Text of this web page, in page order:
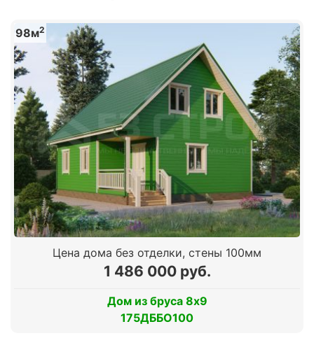
98м2
Цена дома без отделки, стены 100мм
1 486 000 руб.
Дом из бруса 8х9
175ДББО100